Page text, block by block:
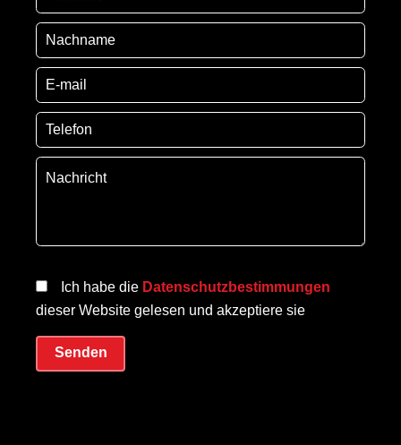
Ich habe die Datenschutzbestimmungen
dieser Website gelesen und akzeptiere sie
Senden